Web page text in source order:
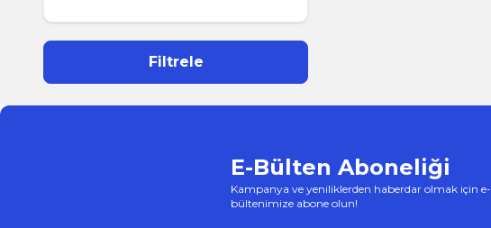
Filtrele
E-Bülten Aboneliği
Kampanya ve yeniliklerden haberdar olmak için e-
bültenimize abone olun!